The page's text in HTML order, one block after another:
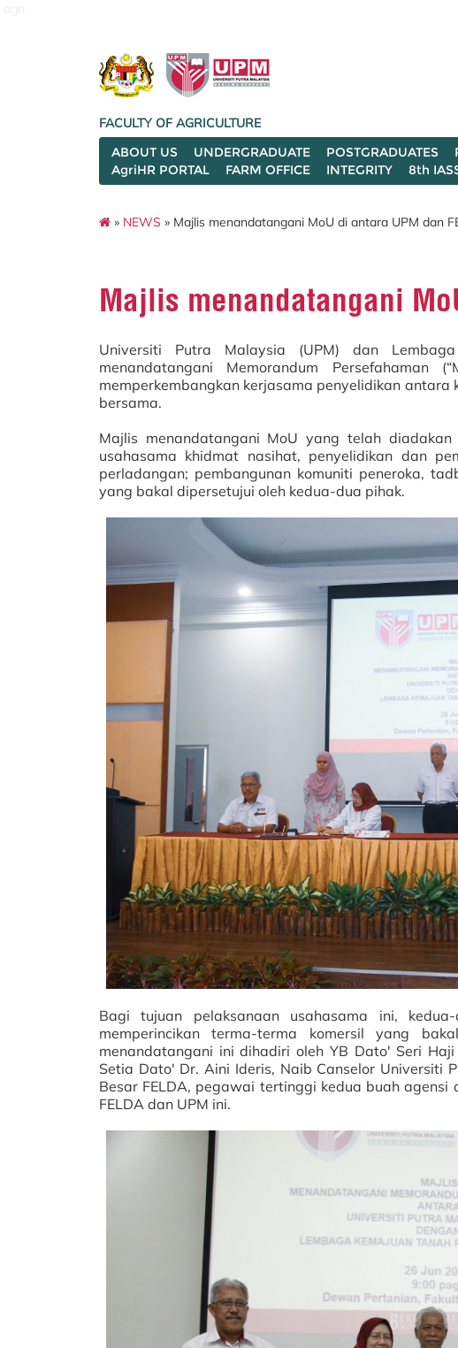
FACULTY OF AGRICULTURE
ABOUT US
UNDERGRADUATE POSTGRADUATES
AgriHR PORTAL
FARM OFFICE INTEGRITY 8th
» NEWS » Majlis menandatangani MoU di antara UPM dan
Majlis menandatangani
Universiti Putra Malaysia (UPM) dan
menandatangani Memorandum Persefahaman
memperkembangkan kerjasama penyelidikan
bersama.
Majlis menandatangani MoU yang telah
usahasama khidmat nasihat, penyelidikan dan
perladangan; pembangunan komuniti peneroka,
yang bakal dipersetujui oleh kedua-dua pihak.
Bagi tujuan pelaksanaan usahasama ini,
memperincikan terma-terma komersil yang
menandatangani ini dihadiri oleh YB Dato' Seri
Setia Dato' Dr. Aini Ideris, Naib Canselor Universiti
Besar FELDA, pegawai tertinggi kedua buah
FELDA dan UPM ini.